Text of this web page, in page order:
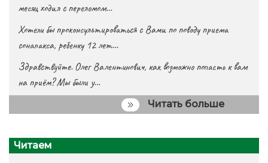
месяц ходил с переломом…
Хотели бы проконсультироваться с Вами по поводу приема
сонапакса, ребенку 12 лет…
Здравствуйте. Олег Валентинович, как возможно попасть к вам
на приём? Мы были у…
Читать больше
Читаем